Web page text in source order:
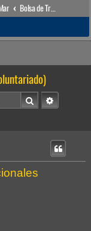
BuscarBúsqueda